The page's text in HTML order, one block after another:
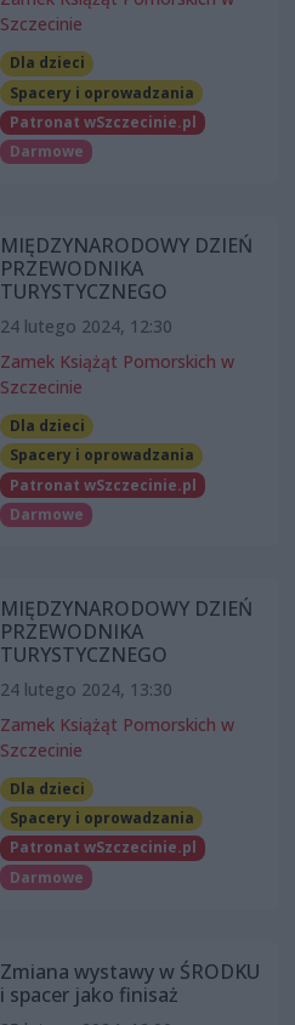
Szczecinie
Dla dzieci
Spacery i oprowadzania
Patronat wSzczecinie.pl
Darmowe
MIĘDZYNARODOWY DZIEŃ
PRZEWODNIKA
TURYSTYCZNEGO
24 lutego 2024, 12:30
Zamek Książąt Pomorskich w
Szczecinie
Dla dzieci
Spacery i oprowadzania
Patronat wSzczecinie.pl
Darmowe
MIĘDZYNARODOWY DZIEŃ
PRZEWODNIKA
TURYSTYCZNEGO
24 lutego 2024, 13:30
Zamek Książąt Pomorskich w
Szczecinie
Dla dzieci
Spacery i oprowadzania
Patronat wSzczecinie.pl
Darmowe
Zmiana wystawy w ŚRODKU
i spacer jako finisaż